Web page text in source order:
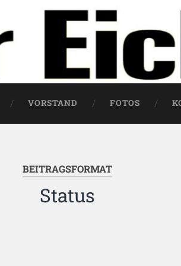
VORSTAND FOTOS
BEITRAGSFORMAT
Status